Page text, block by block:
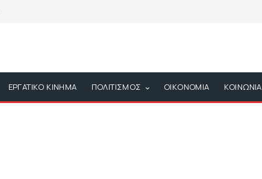
ΕΡΓΑΤΙΚΟ ΚΙΝΗΜΑ ΠΟΛΙΤΙΣΜΟΣ ΟΙΚΟΝΟΜΙΑ ΚΟΙΝΩΝΙΑ